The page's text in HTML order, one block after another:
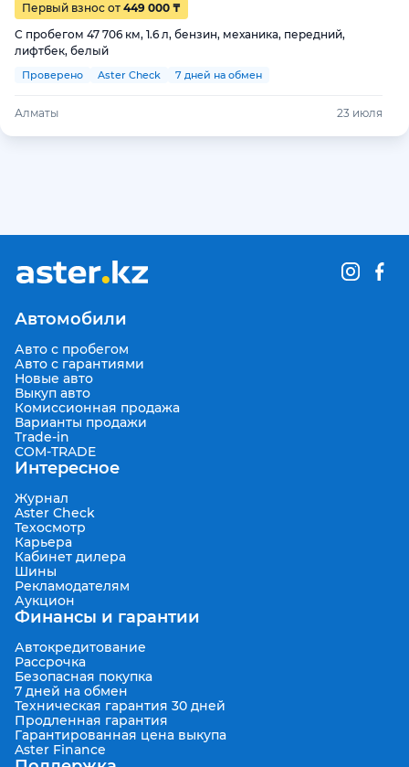
Первый взнос от 449 000 ₸
С пробегом 47 706 км, 1.6 л, бензин, механика, передний,
лифтбек, белый
Проверено Aster Check 7 дней на обмен
Алматы 23 июля
Автомобили
Авто с пробегом
Авто с гарантиями
Новые авто
Выкуп авто
Комиссионная продажа
Варианты продажи
Trade-in
COM-TRADE
Интересное
Журнал
Aster Check
Техосмотр
Карьера
Кабинет дилера
Шины
Рекламодателям
Аукцион
Финансы и гарантии
Автокредитование
Рассрочка
Безопасная покупка
7 дней на обмен
Техническая гарантия 30 дней
Продленная гарантия
Гарантированная цена выкупа
Aster Finance